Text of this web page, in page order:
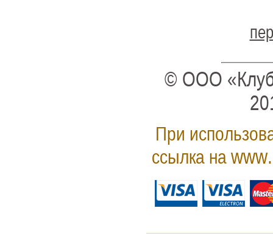
© ООО
При
ссылка на